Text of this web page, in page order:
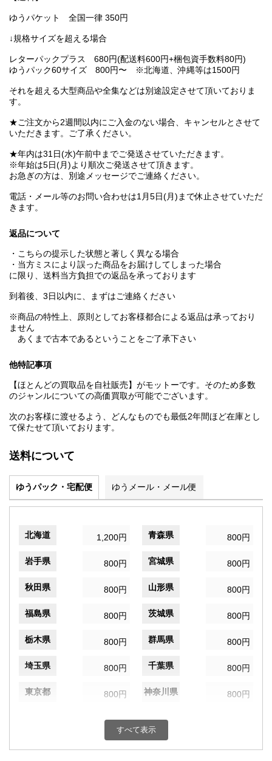
ゆうパケット 全国一律 350円
↓規格サイズを超える場合
レターパックプラス 680円(配送料600円+梱包資手数料80円)
ゆうパック60サイズ 800円〜 ※北海道、沖縄等は1500円
それを超える大型商品や全集などは別途設定させて頂いておりま
す。
★ご注文から2週間以内にご入金のない場合、キャンセルとさせて
いただきます。ご了承ください。
★年内は31日(水)午前中までご発送させていただきます。
※年始は5日(月)より順次ご発送させて頂きます。
お急ぎの方は、別途メッセージでご連絡ください。
電話・メール等のお問い合わせは1月5日(月)まで休止させていただ
きます。
返品について
・こちらの提示した状態と著しく異なる場合
・当方ミスにより誤った商品をお届けしてしまった場合
に限り、送料当方負担での返品を承っております
到着後、3日以内に、まずはご連絡ください
※商品の特性上、原則としてお客様都合による返品は承っており
ません
あくまで古本であるということをご了承下さい
他特記事項
【ほとんどの買取品を自社販売】がモットーです。そのため多数
のジャンルについての高価買取が可能でございます。
次のお客様に渡せるよう、どんなものでも最低2年間ほど在庫とし
て保たせて頂いております。
送料について
ゆうパック・宅配便 ゆうメール・メール便
北海道 1,200円 青森県 800円
岩手県 800円 宮城県 800円
秋田県 800円 山形県 800円
福島県 800円 茨城県 800円
栃木県 800円 群馬県 800円
埼玉県 800円 千葉県 800円
東京都 800円 神奈川県 800円
800円 富山県
すべて表示